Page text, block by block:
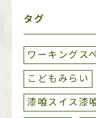
タグ
ワーキングス
こどもみらい
漆喰スイス漆